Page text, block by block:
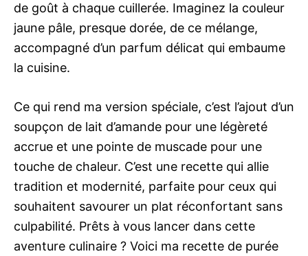
de goût à chaque cuillerée. Imaginez la couleur
jaune pâle, presque dorée, de ce mélange,
accompagné d’un parfum délicat qui embaume
la cuisine.
Ce qui rend ma version spéciale, c’est l’ajout d’un
soupçon de lait d’amande pour une légèreté
accrue et une pointe de muscade pour une
touche de chaleur. C’est une recette qui allie
tradition et modernité, parfaite pour ceux qui
souhaitent savourer un plat réconfortant sans
culpabilité. Prêts à vous lancer dans cette
aventure culinaire ? Voici ma recette de purée